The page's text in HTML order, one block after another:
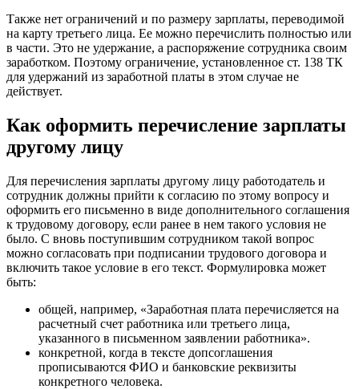
Также нет ограничений и по размеру зарплаты, переводимой
на карту третьего лица. Ее можно перечислить полностью или
в части. Это не удержание, а распоряжение сотрудника своим
заработком. Поэтому ограничение, установленное ст. 138 ТК
для удержаний из заработной платы в этом случае не
действует.
Как оформить перечисление зарплаты
другому лицу
Для перечисления зарплаты другому лицу работодатель и
сотрудник должны прийти к согласию по этому вопросу и
оформить его письменно в виде дополнительного соглашения
к трудовому договору, если ранее в нем такого условия не
было. С вновь поступившим сотрудником такой вопрос
можно согласовать при подписании трудового договора и
включить такое условие в его текст. Формулировка может
быть:
общей, например, «Заработная плата перечисляется на
расчетный счет работника или третьего лица,
указанного в письменном заявлении работника».
конкретной, когда в тексте допсоглашения
прописываются ФИО и банковские реквизиты
конкретного человека.